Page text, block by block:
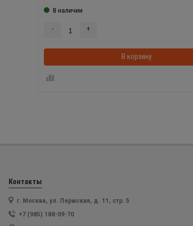
В наличии
- +
В корзину
Контакты
г. Москва, ул. Пермская, д. 11, стр. 5
+7 (985) 188-09-70